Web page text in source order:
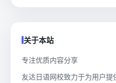
关于本站
专注优质内容分享
友达日语网校致力于为用户